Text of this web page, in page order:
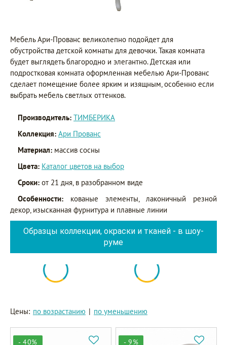
Мебель Ари-Прованс великолепно подойдет для
обустройства детской комнаты для девочки. Такая комната
будет выглядеть благородно и элегантно. Детская или
подростковая комната оформленная мебелью Ари-Прованс
сделает помещение более ярким и изящным, особенно если
выбрать мебель светлых оттенков.
Производитель: ТИМБЕРИКА
Коллекция: Ари Прованс
Материал: массив сосны
Цвета: Каталог цветов на выбор
Сроки: от 21 дня, в разобранном виде
Особенности: кованые элементы, лаконичный резной
декор, изысканная фурнитура и плавные линии
Образцы коллекции, окраски и тканей - в шоу-
руме
Цены: по возрастанию | по уменьшению
- 40% - 9%